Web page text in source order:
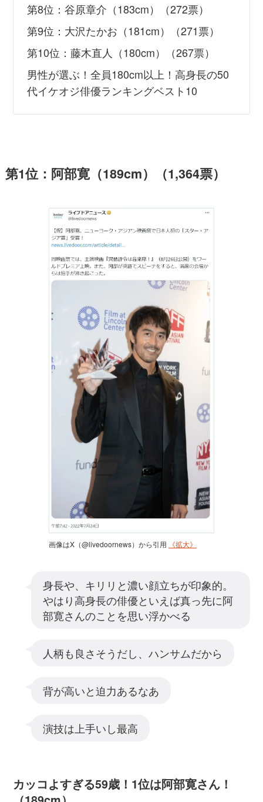
第8位：谷原章介（183cm）（272票）
第9位：大沢たかお（181cm）（271票）
第10位：藤木直人（180cm）（267票）
男性が選ぶ！全員180cm以上！高身長の50
代イケオジ俳優ランキングベスト10
第1位：阿部寛（189cm）（1,364票）
画像はX（@livedoornews）から引用 《拡大》
身長や、キリリと濃い顔立ちが印象的。
やはり高身長の俳優といえば真っ先に阿
部寛さんのことを思い浮かべる
人柄も良さそうだし、ハンサムだから
背が高いと迫力あるなあ
演技は上手いし最高
カッコよすぎる59歳！1位は阿部寛さん！